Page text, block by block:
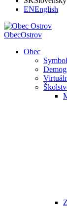
ENEnglish
ObecOstrov
Obec